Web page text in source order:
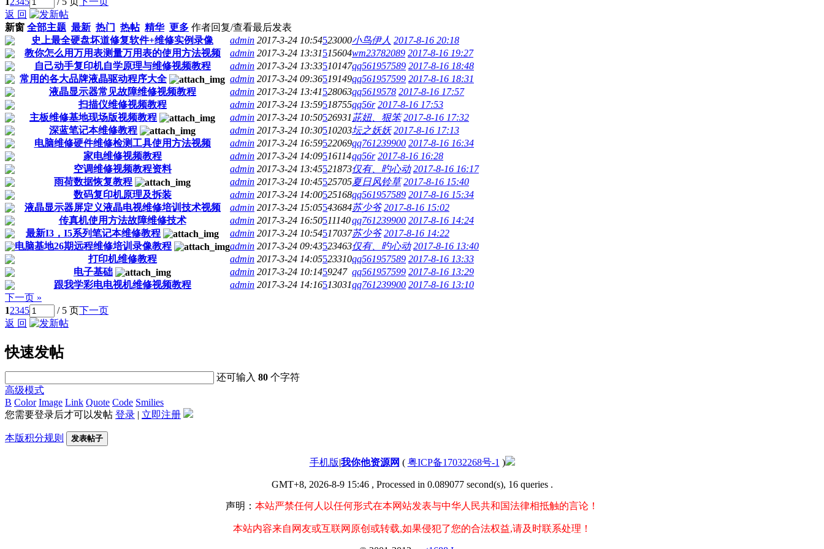
返 回
新窗 全部主题 最新 热门 热帖 精华 更多 作者回复/查看最后发表
史上最全硬盘坏道修复软件+维修实例录像
admin 2017-3-24 10:54523000小鸟伊人 2017-8-16 20:18
教你怎么用万用表测量万用表的使用方法视频
admin 2017-3-24 13:31515604wm23782089 2017-8-16 19:27
自己动手复印机自学原理与维修视频教程
admin 2017-3-24 13:33510147qq561957589 2017-8-16 18:48
常用的各大品牌液晶驱动程序大全
admin 2017-3-24 09:36519149qq561957599 2017-8-16 18:31
液晶显示器常见故障维修视频教程
admin 2017-3-24 13:41528063qq5619578 2017-8-16 17:57
扫描仪维修视频教程
admin 2017-3-24 13:59518755qq56r 2017-8-16 17:53
主板维修基地现场版视频教程
admin 2017-3-24 10:50526931 茈妞、狠笨 2017-8-16 17:32
深蓝笔记本维修教程
admin 2017-3-24 10:30510203坛之妖妖 2017-8-16 17:13
电脑维修硬件维修检测工具使用方法视频
admin 2017-3-24 16:59522069qq761239900 2017-8-16 16:34
家电维修视频教程
admin 2017-3-24 14:09516114qq56r 2017-8-16 16:28
空调维修视频教程资料
admin 2017-3-24 13:45521873仅有、旳心动 2017-8-16 16:17
雨荷数据恢复教程
admin 2017-3-24 10:45525705夏日风铃草 2017-8-16 15:40
数码复印机原理及拆装
admin 2017-3-24 14:00525168qq561957589 2017-8-16 15:34
液晶显示器屏定义液晶电视维修培训技术视频
admin 2017-3-24 15:05543684苏少爷 2017-8-16 15:02
传真机使用方法故障维修技术
admin 2017-3-24 16:50511140qq761239900 2017-8-16 14:24
最新I3，I5系列笔记本维修教程
admin 2017-3-24 10:54517037苏少爷 2017-8-16 14:22
电脑基地26期远程维修培训录像教程
admin 2017-3-24 09:43523463仅有、旳心动 2017-8-16 13:40
打印机维修教程
admin 2017-3-24 14:05523310qq561957589 2017-8-16 13:33
电子基础
admin 2017-3-24 10:1459247 qq561957599 2017-8-16 13:29
跟我学彩电电视机维修视频教程
admin 2017-3-24 14:16513031qq761239900 2017-8-16 13:10
下一页 »
12345 / 5 页下一页
返 回
快速发帖
还可输入80 个字符
高级模式
B Color Image Link Quote Code Smilies
您需要登录后才可以发帖 登录 | 立即注册
本版积分规则 发表帖子
手机版|我你他资源网 ( 粤ICP备17032268号-1 )
GMT+8, 2026-8-9 15:46, Processed in 0.089077 second(s), 16 queries .
声明： 本站严禁任何人以任何形式在本网站发表与中华人民共和国法律相抵触的言论！
本站内容来自网友或互联网原创或转载,如果侵犯了您的合法权益,请及时联系处理！